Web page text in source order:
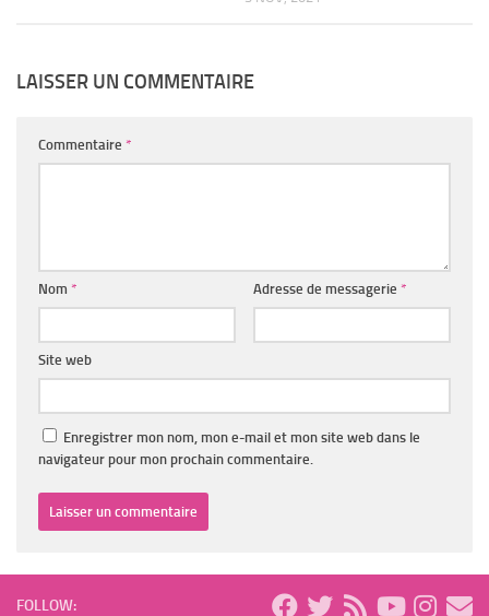
LAISSER UN COMMENTAIRE
Commentaire *
Nom * Adresse de messagerie *
Site web
Enregistrer mon nom, mon e-mail et mon site web dans le
navigateur pour mon prochain commentaire.
FOLLOW: